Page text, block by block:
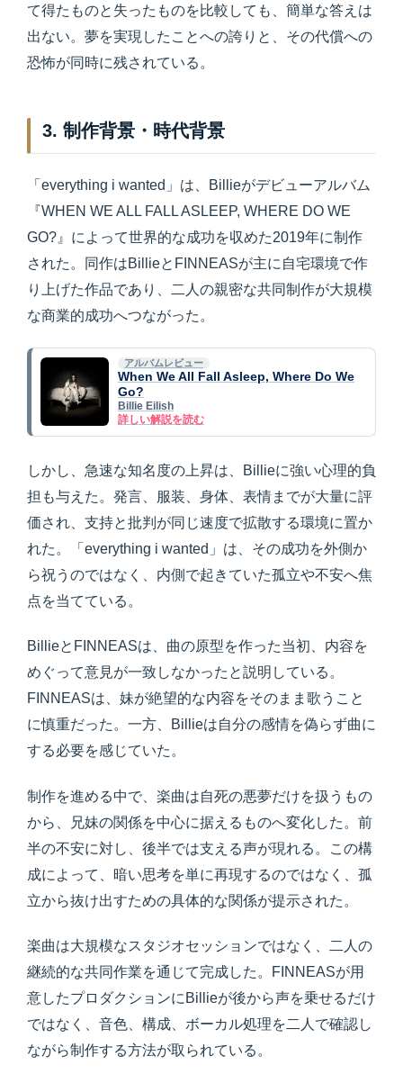
て得たものと失ったものを比較しても、簡単な答えは
出ない。夢を実現したことへの誇りと、その代償への
恐怖が同時に残されている。
3. 制作背景・時代背景
「everything i wanted」は、Billieがデビューアルバム
『WHEN WE ALL FALL ASLEEP, WHERE DO WE
GO?』によって世界的な成功を収めた2019年に制作
された。同作はBillieとFINNEASが主に自宅環境で作
り上げた作品であり、二人の親密な共同制作が大規模
な商業的成功へつながった。
アルバムレビュー
When We All Fall Asleep, Where Do We
Go?
Billie Eilish
詳しい解説を読む
しかし、急速な知名度の上昇は、Billieに強い心理的負
担も与えた。発言、服装、身体、表情までが大量に評
価され、支持と批判が同じ速度で拡散する環境に置か
れた。「everything i wanted」は、その成功を外側か
ら祝うのではなく、内側で起きていた孤立や不安へ焦
点を当てている。
BillieとFINNEASは、曲の原型を作った当初、内容を
めぐって意見が一致しなかったと説明している。
FINNEASは、妹が絶望的な内容をそのまま歌うこと
に慎重だった。一方、Billieは自分の感情を偽らず曲に
する必要を感じていた。
制作を進める中で、楽曲は自死の悪夢だけを扱うもの
から、兄妹の関係を中心に据えるものへ変化した。前
半の不安に対し、後半では支える声が現れる。この構
成によって、暗い思考を単に再現するのではなく、孤
立から抜け出すための具体的な関係が提示された。
楽曲は大規模なスタジオセッションではなく、二人の
継続的な共同作業を通じて完成した。FINNEASが用
意したプロダクションにBillieが後から声を乗せるだけ
ではなく、音色、構成、ボーカル処理を二人で確認し
ながら制作する方法が取られている。